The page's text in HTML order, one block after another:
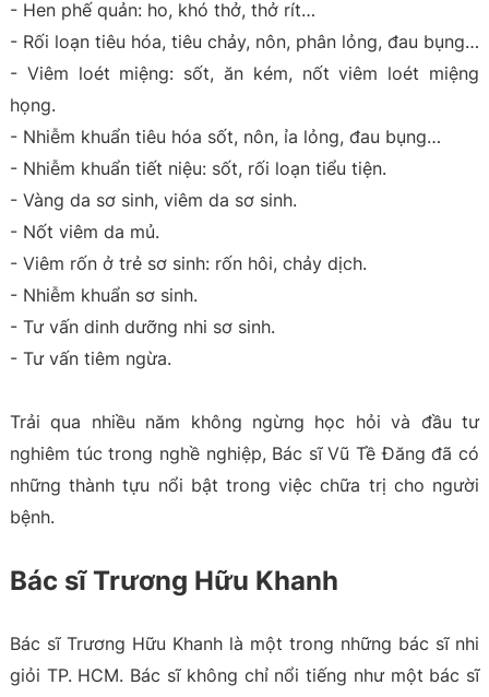
- Hen phế quản: ho, khó thở, thở rít…
- Rối loạn tiêu hóa, tiêu chảy, nôn, phân lỏng, đau bụng…
- Viêm loét miệng: sốt, ăn kém, nốt viêm loét miệng
họng.
- Nhiễm khuẩn tiêu hóa sốt, nôn, ỉa lỏng, đau bụng…
- Nhiễm khuẩn tiết niệu: sốt, rối loạn tiểu tiện.
- Vàng da sơ sinh, viêm da sơ sinh.
- Nốt viêm da mủ.
- Viêm rốn ở trẻ sơ sinh: rốn hôi, chảy dịch.
- Nhiễm khuẩn sơ sinh.
- Tư vấn dinh dưỡng nhi sơ sinh.
- Tư vấn tiêm ngừa.
Trải qua nhiều năm không ngừng học hỏi và đầu tư
nghiêm túc trong nghề nghiệp, Bác sĩ Vũ Tề Đăng đã có
những thành tựu nổi bật trong việc chữa trị cho người
bệnh.
Bác sĩ Trương Hữu Khanh
Bác sĩ Trương Hữu Khanh là một trong những bác sĩ nhi
giỏi TP. HCM. Bác sĩ không chỉ nổi tiếng như một bác sĩ